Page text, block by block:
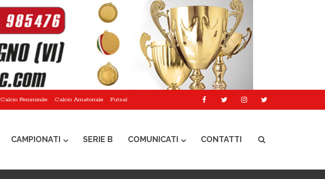
Calcio Femminile Calcio Amatoriale Futsal
CAMPIONATI SERIE B COMUNICATI CONTATTI